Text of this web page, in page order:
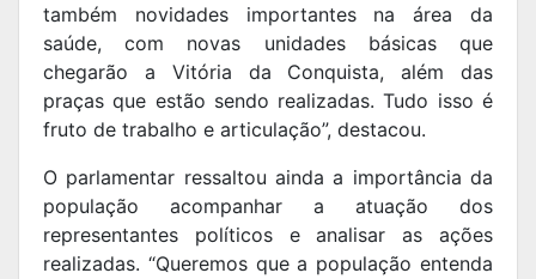
também novidades importantes na área da
saúde, com novas unidades básicas que
chegarão a Vitória da Conquista, além das
praças que estão sendo realizadas. Tudo isso é
fruto de trabalho e articulação”, destacou.
O parlamentar ressaltou ainda a importância da
população acompanhar a atuação dos
representantes políticos e analisar as ações
realizadas. “Queremos que a população entenda